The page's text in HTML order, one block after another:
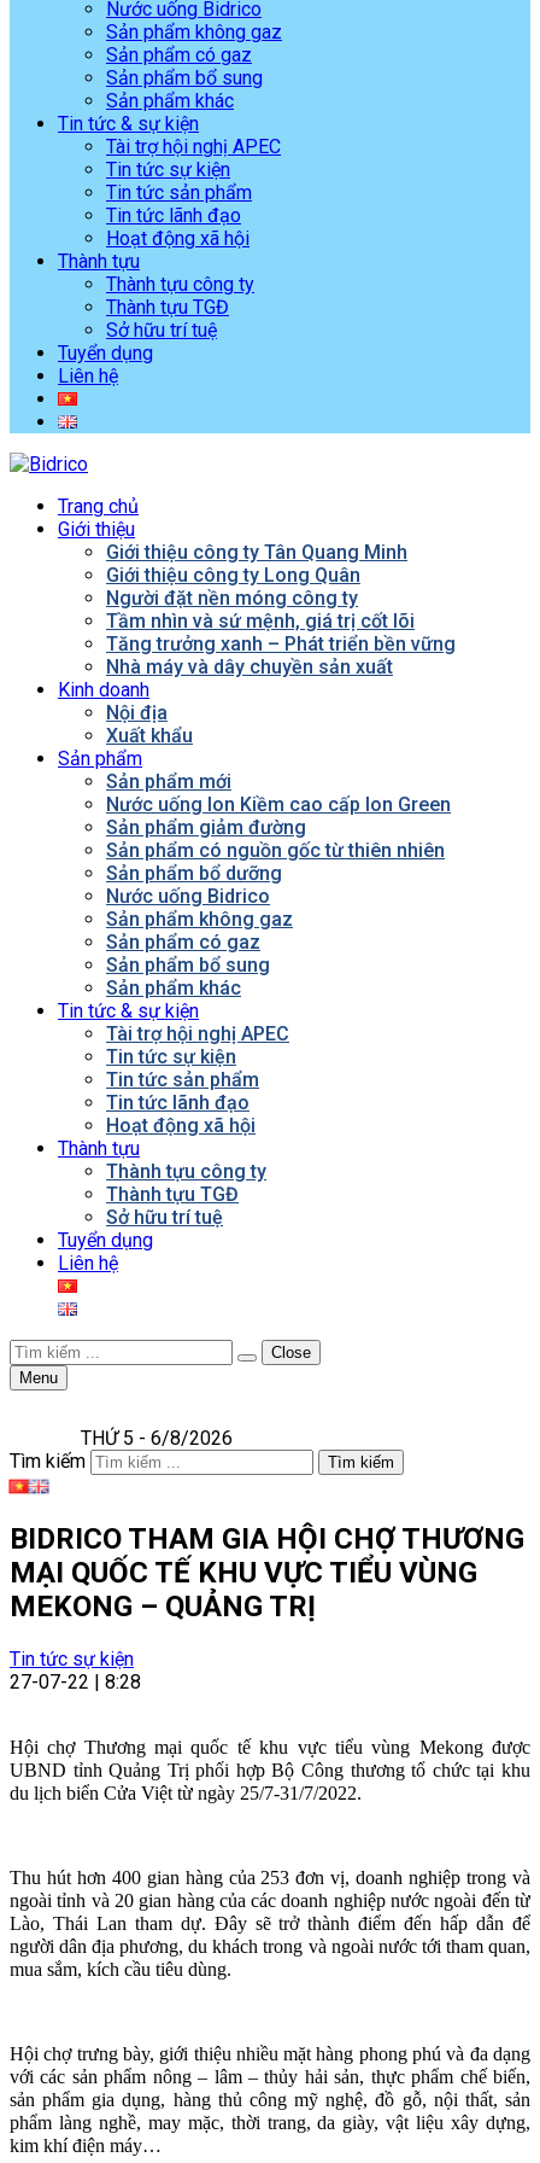
Nước uống Bidrico
Sản phẩm không gaz
Sản phẩm có gaz
Sản phẩm bổ sung
Sản phẩm khác
Tin tức & sự kiện
Tài trợ hội nghị APEC
Tin tức sự kiện
Tin tức sản phẩm
Tin tức lãnh đạo
Hoạt động xã hội
Thành tựu
Thành tựu công ty
Thành tựu TGĐ
Sở hữu trí tuệ
Tuyển dụng
Liên hệ
Trang chủ
Giới thiệu
Giới thiệu công ty Tân Quang Minh
Giới thiệu công ty Long Quân
Người đặt nền móng công ty
Tầm nhìn và sứ mệnh, giá trị cốt lõi
Tăng trưởng xanh – Phát triển bền vững
Nhà máy và dây chuyền sản xuất
Kinh doanh
Nội địa
Xuất khẩu
Sản phẩm
Sản phẩm mới
Nước uống Ion Kiềm cao cấp Ion Green
Sản phẩm giảm đường
Sản phẩm có nguồn gốc từ thiên nhiên
Sản phẩm bổ dưỡng
Nước uống Bidrico
Sản phẩm không gaz
Sản phẩm có gaz
Sản phẩm bổ sung
Sản phẩm khác
Tin tức & sự kiện
Tài trợ hội nghị APEC
Tin tức sự kiện
Tin tức sản phẩm
Tin tức lãnh đạo
Hoạt động xã hội
Thành tựu
Thành tựu công ty
Thành tựu TGĐ
Sở hữu trí tuệ
Tuyển dụng
Liên hệ
Close
Menu
THỨ 5 - 6/8/2026
Tìm kiếm
Tìm kiếm
BIDRICO THAM GIA HỘI CHỢ THƯƠNG
MẠI QUỐC TẾ KHU VỰC TIỂU VÙNG
MEKONG – QUẢNG TRỊ
Tin tức sự kiện
27-07-22 | 8:28
Hội chợ Thương mại quốc tế khu vực tiểu vùng Mekong được
UBND tỉnh Quảng Trị phối hợp Bộ Công thương tổ chức tại khu
du lịch biển Cửa Việt từ ngày 25/7-31/7/2022.
Thu hút hơn 400 gian hàng của 253 đơn vị, doanh nghiệp trong và
ngoài tỉnh và 20 gian hàng của các doanh nghiệp nước ngoài đến từ
Lào, Thái Lan tham dự. Đây sẽ trở thành điểm đến hấp dẫn để
người dân địa phương, du khách trong và ngoài nước tới tham quan,
mua sắm, kích cầu tiêu dùng.
Hội chợ trưng bày, giới thiệu nhiều mặt hàng phong phú và đa dạng
với các sản phẩm nông – lâm – thủy hải sản, thực phẩm chế biến,
sản phẩm gia dụng, hàng thủ công mỹ nghệ, đồ gỗ, nội thất, sản
phẩm làng nghề, may mặc, thời trang, da giày, vật liệu xây dựng,
kim khí điện máy…